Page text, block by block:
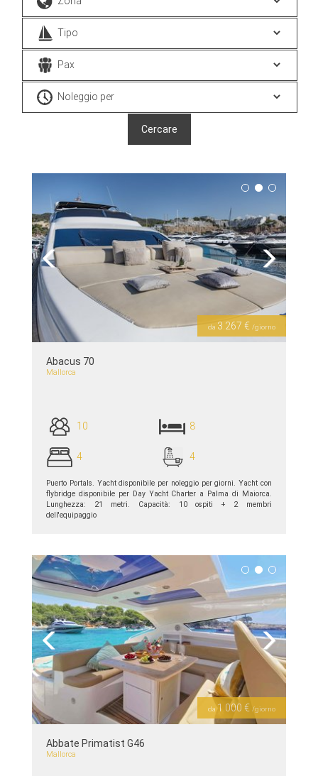
Previous Next
da 3.267 € /giorno
Abacus 70
Mallorca
10 8
4 4
Puerto Portals. Yacht disponibile per noleggio per giorni. Yacht con
flybridge disponibile per Day Yacht Charter a Palma di Maiorca.
Lunghezza: 21 metri. Capacità: 10 ospiti + 2 membri
dell'equipaggio
piú dettagli >>
Previous Next
da 1.000 € /giorno
Abbate Primatist G46
Mallorca